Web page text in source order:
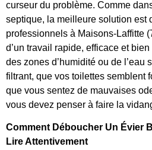
curseur du problème. Comme
septique, la meilleure solution est
professionnels à Maisons-Laffitte
d’un travail rapide, efficace et
des zones d’humidité ou de l’eau
filtrant, que vos toilettes semblent
que vous sentez de mauvaises
vous devez penser à faire la
Comment Déboucher Un Évier
Lire Attentivement